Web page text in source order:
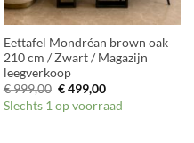
Eettafel Mondréan brown oak
210 cm / Zwart / Magazijn
leegverkoop
€999,00 Oorspronkelijke
was:
€499,00Huidige
prijs
is:
Slechts 1 op voorraad